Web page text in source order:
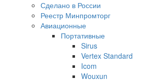
Сделано в России
Реестр Минпромторг
Авиационные
Портативные
Sirus
Vertex Standard
Icom
Wouxun